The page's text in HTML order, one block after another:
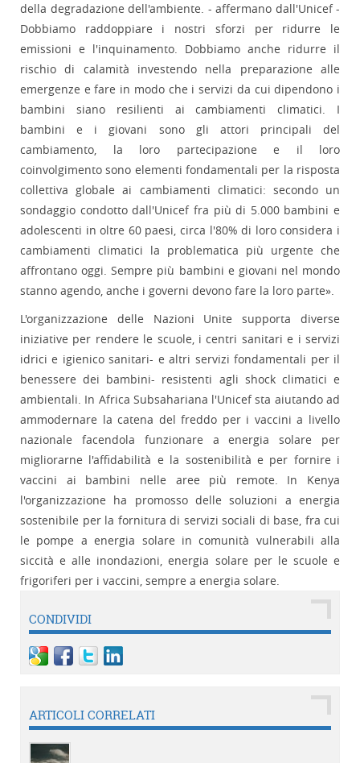
della degradazione dell'ambiente. - affermano dall'Unicef -
Dobbiamo raddoppiare i nostri sforzi per ridurre le
emissioni e l'inquinamento. Dobbiamo anche ridurre il
rischio di calamità investendo nella preparazione alle
emergenze e fare in modo che i servizi da cui dipendono i
bambini siano resilienti ai cambiamenti climatici. I
bambini e i giovani sono gli attori principali del
cambiamento, la loro partecipazione e il loro
coinvolgimento sono elementi fondamentali per la risposta
collettiva globale ai cambiamenti climatici: secondo un
sondaggio condotto dall'Unicef fra più di 5.000 bambini e
adolescenti in oltre 60 paesi, circa l'80% di loro considera i
cambiamenti climatici la problematica più urgente che
affrontano oggi. Sempre più bambini e giovani nel mondo
stanno agendo, anche i governi devono fare la loro parte».
L'organizzazione delle Nazioni Unite supporta diverse
iniziative per rendere le scuole, i centri sanitari e i servizi
idrici e igienico sanitari- e altri servizi fondamentali per il
benessere dei bambini- resistenti agli shock climatici e
ambientali. In Africa Subsahariana l'Unicef sta aiutando ad
ammodernare la catena del freddo per i vaccini a livello
nazionale facendola funzionare a energia solare per
migliorarne l'affidabilità e la sostenibilità e per fornire i
vaccini ai bambini nelle aree più remote. In Kenya
l'organizzazione ha promosso delle soluzioni a energia
sostenibile per la fornitura di servizi sociali di base, fra cui
le pompe a energia solare in comunità vulnerabili alla
siccità e alle inondazioni, energia solare per le scuole e
frigoriferi per i vaccini, sempre a energia solare.
CONDIVIDI
ARTICOLI CORRELATI